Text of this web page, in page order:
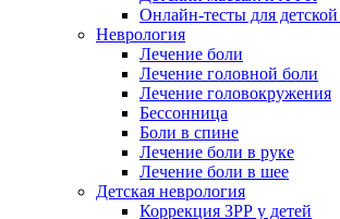
Онлайн-тесты для
Неврология
Лечение боли
Лечение головной боли
Лечение головокружения
Бессонница
Боли в спине
Лечение боли в руке
Лечение боли в шее
Детская неврология
Коррекция ЗРР у детей